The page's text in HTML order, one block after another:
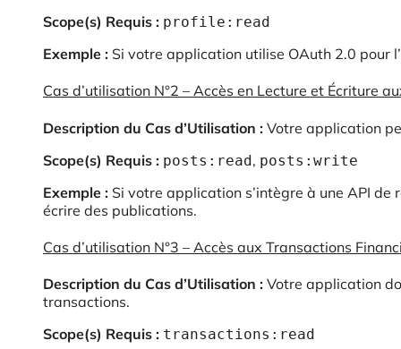
Scope(s) Requis : profile:read
Exemple : Si votre application utilise OAuth 2.0 pour
Cas d’utilisation N°2 – Accès en Lecture et Écriture
Description du Cas d’Utilisation : Votre application
Scope(s) Requis : posts:read, posts:write
Exemple : Si votre application s’intègre à une API
écrire des publications.
Cas d’utilisation N°3 – Accès aux Transactions
Description du Cas d’Utilisation : Votre application
transactions.
Scope(s) Requis : transactions:read